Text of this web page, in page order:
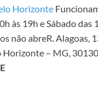
Horizonte
às 19h e Sábado das
não abreR. Alagoas,
Horizonte – MG,